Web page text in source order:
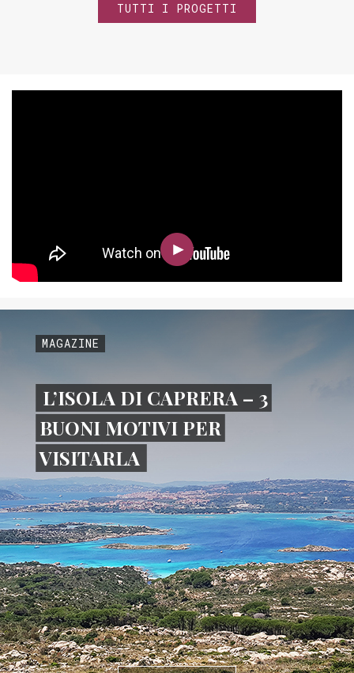
TUTTI I PROGETTI
MAGAZINE
L’ISOLA DI CAPRERA – 3
BUONI MOTIVI PER
VISITARLA